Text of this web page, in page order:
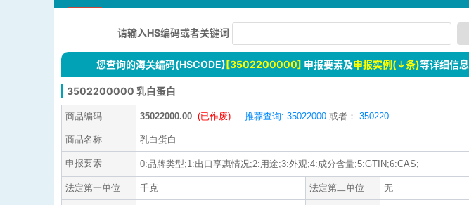
请输入HS编码或者关键词
您查询的海关编码(HSCODE)[3502200000] 申报要素及申报实例(↓条)等详细信息
3502200000 乳白蛋白
商品编码 35022000.00 (已作废) 推荐查询: 35022000 或者： 350220
商品名称 乳白蛋白
申报要素 0:品牌类型;1:出口享惠情况;2:用途;3:外观;4:成分含量;5:GTIN;6:CAS;
法定第一单位 千克 法定第二单位 无